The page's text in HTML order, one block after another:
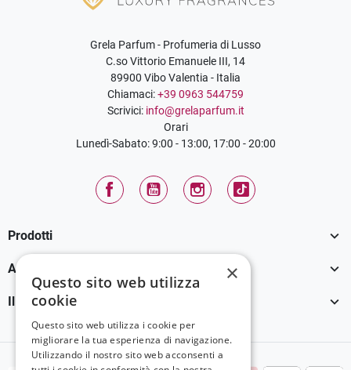
Grela Parfum - Profumeria di Lusso
C.so Vittorio Emanuele III, 14
89900 Vibo Valentia - Italia
Chiamaci:+39 0963 544759
Scrivici: info@grelaparfum.it
Orari
Lunedì-Sabato: 9:00 - 13:00, 17:00 - 20:00
FacebookYouTube InstagramTikTok
Prodotti 
Assistenza Clienti 
Il tuo account 
×
Questo sito web utilizza
cookie
Questo sito web utilizza i cookie per
migliorare la tua esperienza di navigazione.
Utilizzando il nostro sito web acconsenti a